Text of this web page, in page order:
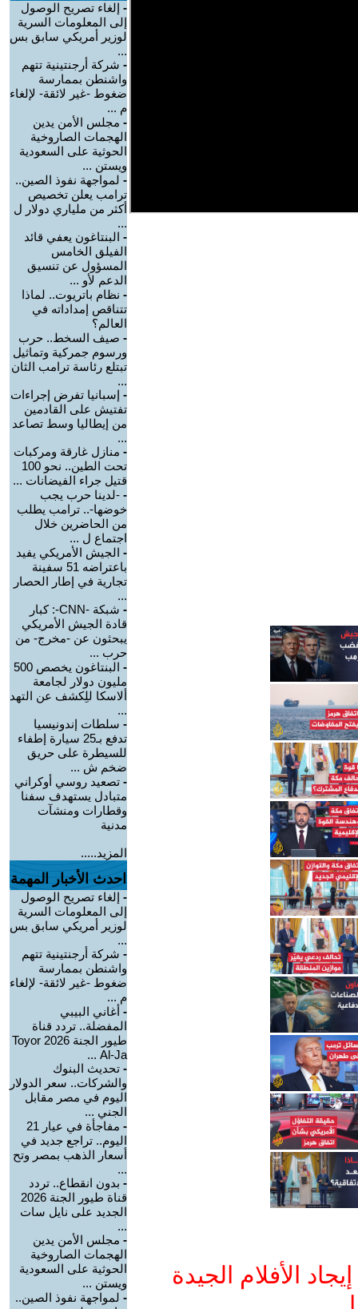
الأفلام الجيدة
- إلغاء تصريح الوصول
إلى المعلومات السرية
لوزير أمريكي سابق بس
...
- شركة أرجنتينية تتهم
واشنطن بممارسة
ضغوط -غير لائقة- لإلغاء
م ...
- مجلس الأمن يدين
الهجمات الصاروخية
الحوثية على السعودية
ويستن ...
- لمواجهة نفوذ الصين..
ترامب يعلن تخصيص
أكثر من ملياري دولار ل
...
- البنتاغون يعفي قائد
الفيلق الخامس
المسؤول عن تنسيق
الدعم لأو ...
- نظام باتريوت.. لماذا
تتناقص إمداداته في
العالم؟
- صيف السخط.. حرب
ورسوم جمركية وتماثيل
تبتلع رئاسة ترامب الثان
...
- إسبانيا تفرض إجراءات
تفتيش على القادمين
من إيطاليا وسط تصاعد
...
- منازل غارقة ومركبات
تحت الطين.. نحو 100
قتيل جراء الفيضانات ...
- -لدينا حرب يجب
خوضها-.. ترامب يطلب
من الحاضرين خلال
اجتماع ل ...
- الجيش الأمريكي يفيد
باعتراضه 51 سفينة
تجارية في إطار الحصار
...
-
شبكة -CNN-: كبار
قادة الجيش الأمريكي
يبحثون عن -مخرج- من
حرب ...
-
البنتاغون يخصص 500
مليون دولار لجامعة
ألاسكا للِكشف عن التهد
...
- سلطات إندونيسيا
تدفع بـ25 سيارة إطفاء
للسيطرة على حريق
ضخم ش ...
- تصعيد روسي أوكراني
متبادل يستهدف سفنا
وقطارات ومنشآت
مدنية
المزيد.....
احدث الأخبار المهمة
- إلغاء تصريح الوصول
إلى المعلومات السرية
لوزير أمريكي سابق بس
...
- شركة أرجنتينية تتهم
واشنطن بممارسة
ضغوط -غير لائقة- لإلغاء
م ...
- أغاني البيبي
المفضلة.. تردد قناة
طيور الجنة 2026 Toyor
Al-Ja ...
- تحديث البنوك
والشركات.. سعر الدولار
اليوم في مصر مقابل
الجني ...
-
مفاجأة في عيار 21
اليوم.. تراجع جديد في
أسعار الذهب بمصر وتح
...
- بدون انقطاع.. تردد
قناة طيور الجنة 2026
الجديد على نايل سات
...
- مجلس الأمن يدين
الهجمات الصاروخية
الحوثية على السعودية
ويستن ...
- لمواجهة نفوذ الصين..